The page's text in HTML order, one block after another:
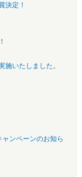
決定！
施いたしました。
ンペーンのお知ら